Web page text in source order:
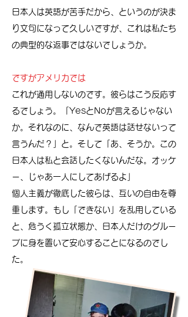
日本人は英語が苦手だから、というのが決ま
り文句になって久しいですが、これは私たち
の典型的な返事ではないでしょうか。
ですがアメリカでは
これが通用しないのです。彼らはこう反応す
るでしょう。「YesとNoが言えるじゃない
か。それなのに、なんで英語は話せないって
言うんだ？」と。そして「あ、そうか。この
日本人は私と会話したくないんだな。オッケ
ー、じゃあ一人にしてあげるよ」
​個人主義が徹底した彼らは、互いの自由を尊
重します。もし「できない」を乱用している
と、危うく孤立状態か、日本人だけのグルー
プに身を置いて安心することになるのでし
た。